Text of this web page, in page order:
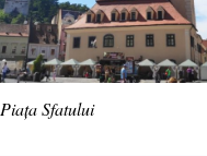
Piața Sfatului